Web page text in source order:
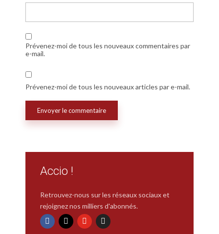
Prévenez-moi de tous les nouveaux commentaires par
e-mail.
Prévenez-moi de tous les nouveaux articles par e-mail.
Accio !
Retrouvez-nous sur les réseaux sociaux et
rejoignez nos milliers d'abonnés.